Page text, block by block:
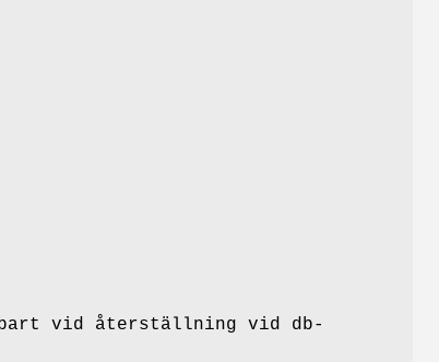
vid återställning vid db-